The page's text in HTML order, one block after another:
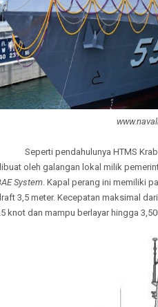
Seperti pendahulunya HTMS
oleh galangan lokal milik
System. Kapal perang ini memiliki
3,5 meter. Kecepatan maksimal dari
knot dan mampu berlayar hingga